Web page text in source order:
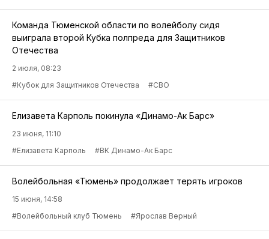
Команда Тюменской области по волейболу сидя
выиграла второй Кубка полпреда для Защитников
Отечества
2 июля, 08:23
#Кубок для Защитников Отечества
#СВО
Елизавета Карполь покинула «Динамо-Ак Барс»
23 июня, 11:10
#Елизавета Карполь
#ВК Динамо-Ак Барс
Волейбольная «Тюмень» продолжает терять игроков
15 июня, 14:58
#Волейбольный клуб Тюмень
#Ярослав Верный